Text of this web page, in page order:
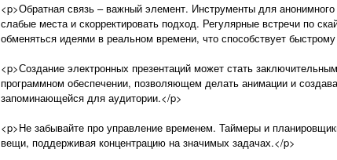
<p>Обратная связь – важный элемент. Инструменты для
слабые места и скорректировать подход. Регулярные встречи по
обменяться идеями в реальном времени, что способствует
<p>Создание электронных презентаций может стать
программном обеспечении, позволяющем делать анимации и
запоминающейся для аудитории.</p>
<p>Не забывайте про управление временем. Таймеры и
вещи, поддерживая концентрацию на значимых задачах.</p>